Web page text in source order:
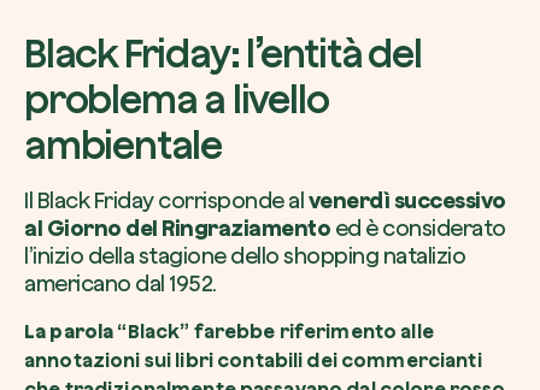
Black Friday: l’entità del
problema a livello
ambientale
Il Black Friday corrisponde al venerdì successivo
al Giorno del Ringraziamento ed è considerato
l’inizio della stagione dello shopping natalizio
americano dal 1952.
La parola “Black” farebbe riferimento alle
annotazioni sui libri contabili dei commercianti
Pianta un albero
Pianta, adotta o regala un albero. Scegli tra
Piantalo ora
Voglio ricevere comunicazioni e
da zeroCO2
Accetto l’informativa sulla
Non compilare questo campo
Invia richiesta